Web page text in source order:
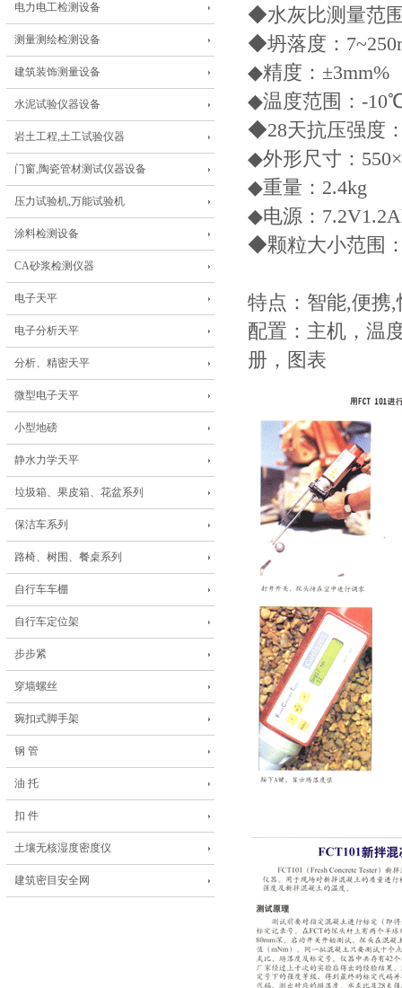
电力电工检测设备
测量测绘检测设备
建筑装饰测量设备
水泥试验仪器设备
岩土工程,土工试验仪器
门窗,陶瓷管材测试仪器设备
压力试验机,万能试验机
涂料检测设备
CA砂浆检测仪器
电子天平
电子分析天平
分析、精密天平
微型电子天平
小型地磅
静水力学天平
垃圾箱、果皮箱、花盆系列
保洁车系列
路椅、树围、餐桌系列
自行车车棚
自行车定位架
步步紧
穿墙螺丝
琬扣式脚手架
钢 管
油 托
扣 件
土壤无核湿度密度仪
建筑密目安全网
◆水灰比测量范
◆坍落度：
◆精度：±3mm%
◆温度范围：-
◆28天抗压强度
◆外形尺寸：
◆重量：2.4kg
◆电源：
◆颗粒大小范围
特点：智能,便携
配置：主机，温
册，图表